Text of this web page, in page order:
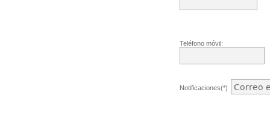
Teléfono móvil:
Notificaciones(*)